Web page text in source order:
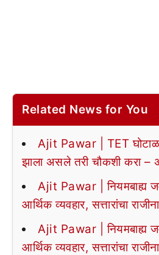
Related News for You
Ajit Pawar | TET
झाला असले तरी चौकशी करा –
Ajit Pawar | नियमबाह्य
आर्थिक व्यवहार, सत्तारांचा
Ajit Pawar | नियमबाह्य
आर्थिक व्यवहार, सत्तारांचा